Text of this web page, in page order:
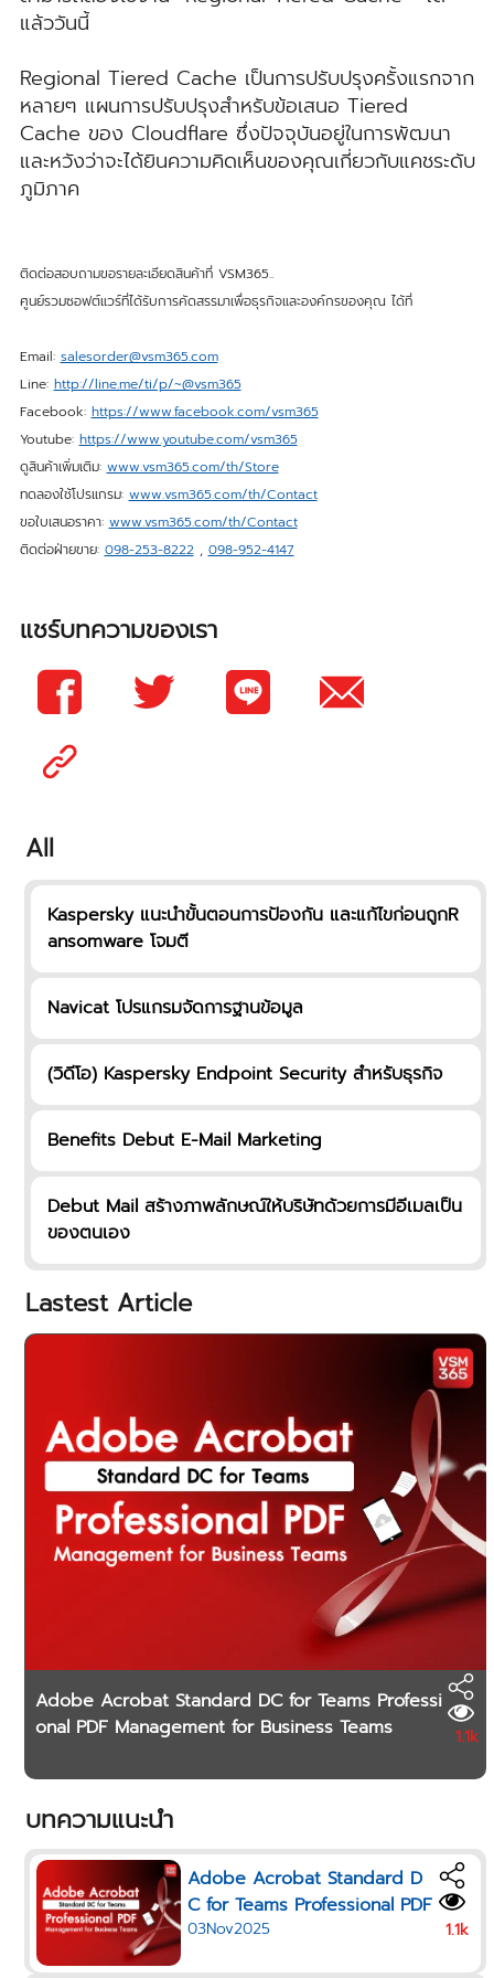
แล้ววันนี้
Regional Tiered Cache เป็นการปรับปรุงครั้งแรกจาก
หลายๆ แผนการปรับปรุงสำหรับข้อเสนอ Tiered
Cache ของ Cloudflare ซึ่งปัจจุบันอยู่ในการพัฒนา
และหวังว่าจะได้ยินความคิดเห็นของคุณเกี่ยวกับแคชระดับ
ภูมิภาค
ติดต่อสอบถามขอรายละเอียดสินค้าที่ VSM365..
ศูนย์รวมซอฟต์แวร์ที่ได้รับการคัดสรรมาเพื่อธุรกิจและองค์กรของคุณ ได้ที่
Email: salesorder@vsm365.com
Line: http://line.me/ti/p/~@vsm365
Facebook: https://www.facebook.com/vsm365
Youtube: https://www.youtube.com/vsm365
ดูสินค้าเพิ่มเติม: www.vsm365.com/th/Store
ทดลองใช้โปรแกรม: www.vsm365.com/th/Contact
ขอใบเสนอราคา: www.vsm365.com/th/Contact
ติดต่อฝ่ายขาย: 098-253-8222, 098-952-4147
แชร์บทความของเรา
All
Kaspersky แนะนำขั้นตอนการป้องกัน และแก้ไขก่อนถูกR
ansomware โจมตี
Navicat โปรแกรมจัดการฐานข้อมูล
(วิดีโอ) Kaspersky Endpoint Security สำหรับธุรกิจ
Benefits Debut E-Mail Marketing
Debut Mail สร้างภาพลักษณ์ให้บริษัทด้วยการมีอีเมลเป็น
ของตนเอง
Lastest Article
Adobe Acrobat Standard DC for Teams Professi
onal PDF Management for Business Teams
1.1k
บทความแนะนำ
Adobe Acrobat Standard D
C for Teams Professional PDF
Management for Business Te
03Nov2025 1.1k